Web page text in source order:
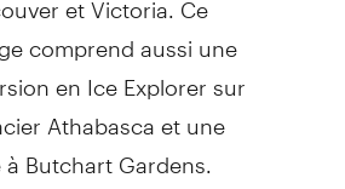
comprend aussi une
en Ice Explorer sur
Athabasca et une
Butchart Gardens.